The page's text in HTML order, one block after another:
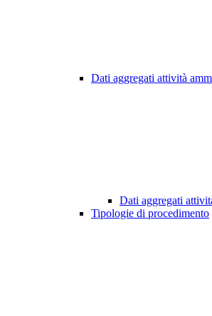
Dati aggregati attività
Dati aggregati
Tipologie di procedimento